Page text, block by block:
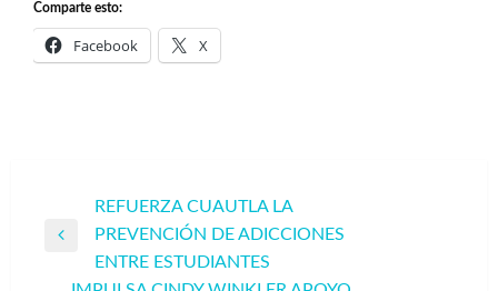
Comparte esto:
Facebook X
Navegación
de
entradas
REFUERZA CUAUTLA LA
PREVENCIÓN DE ADICCIONES
ENTRE ESTUDIANTES